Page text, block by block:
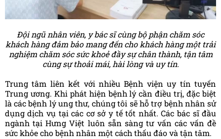
Đội ngũ nhân viên, y bác sĩ cùng bộ phận chăm sóc
khách hàng đảm bảo mang đến cho khách hàng một trải
nghiệm chăm sóc sức khoẻ đầy sự chân thành, tận tâm
cùng sự thoải mái, hài lòng và uy tín.
Trung tâm liên kết với nhiều Bệnh viện uy tín tuyến
Trung ương. Khi phát hiện bệnh lý cần điều trị, đặc biệt
là các bệnh lý ung thư, chúng tôi sẽ hỗ trợ bệnh nhân sử
dụng dịch vụ tại các cơ sở y tế tốt nhất. Các bác sĩ đầu
ngành tại Hưng Việt luôn sẵn sàng tư vấn các vấn đề
sức khỏe cho bệnh nhân một cách thấu đáo và tận tâm.